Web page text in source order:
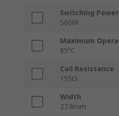
Switching Power
560W
Maximum
85°C
Coil Resistance
155Ω
Width
27.8mm